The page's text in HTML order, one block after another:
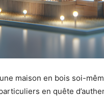
maison en bois soi-
en quête